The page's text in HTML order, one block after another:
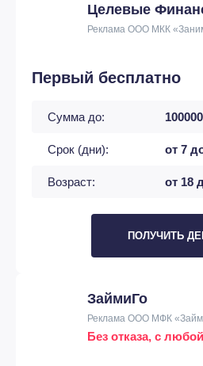
Целевые
Реклама ООО МКК
Первый бесплатно
Сумма до:
Срок (дни): от 7
Возраст: от 18
ПОЛУЧИТЬ
ЗаймиГо
Реклама ООО МФК
Без отказа, с